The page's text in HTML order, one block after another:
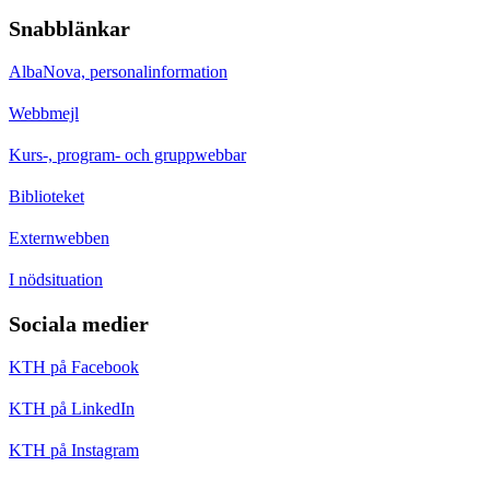
Snabblänkar
AlbaNova, personalinformation
Webbmejl
Kurs-, program- och gruppwebbar
Biblioteket
Externwebben
I nödsituation
Sociala medier
KTH på Facebook
KTH på LinkedIn
KTH på Instagram